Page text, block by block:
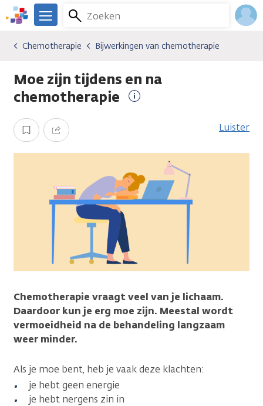
Overslaan
en
gaan
We
er
je.
Kanker.nl
Zoeken
Menu
Soorten behandelingen
Chemotherapie
Bijwerkingen van chemotherapie
Chemotherapie Bijwerkingen van chemotherapie
Moe zijn tijdens en na
chemotherapie
Opslaan Delen Luister
Chemotherapie vraagt veel van je lichaam.
Daardoor kun je erg moe zijn. Meestal wordt
vermoeidheid na de behandeling langzaam
weer minder.
Als je moe bent, heb je vaak deze klachten:
je hebt geen energie
je hebt nergens zin in